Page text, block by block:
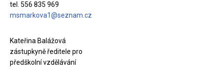
tel. 556 835 969
msmarkova1@seznam.cz
Kateřina Balážová
zástupkyně ředitele pro
předškolní vzdělávání